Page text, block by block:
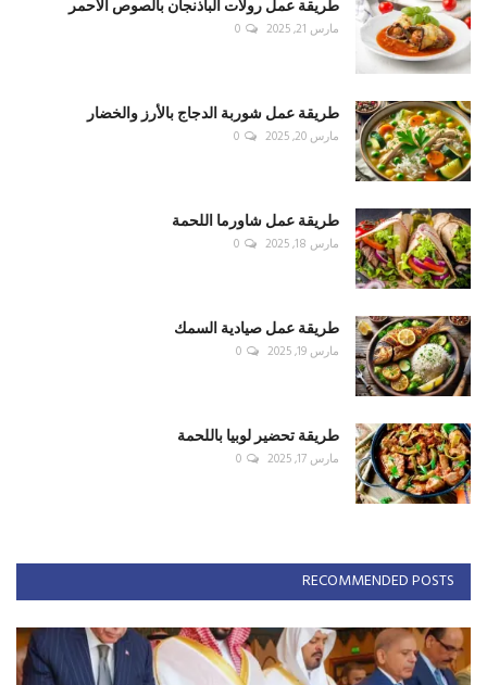
طريقة عمل رولات الباذنجان بالصوص الأحمر
مارس 21, 2025 0
طريقة عمل شوربة الدجاج بالأرز والخضار
مارس 20, 2025 0
طريقة عمل شاورما اللحمة
مارس 18, 2025 0
طريقة عمل صيادية السمك
مارس 19, 2025 0
طريقة تحضير لوبيا باللحمة
مارس 17, 2025 0
RECOMMENDED POSTS